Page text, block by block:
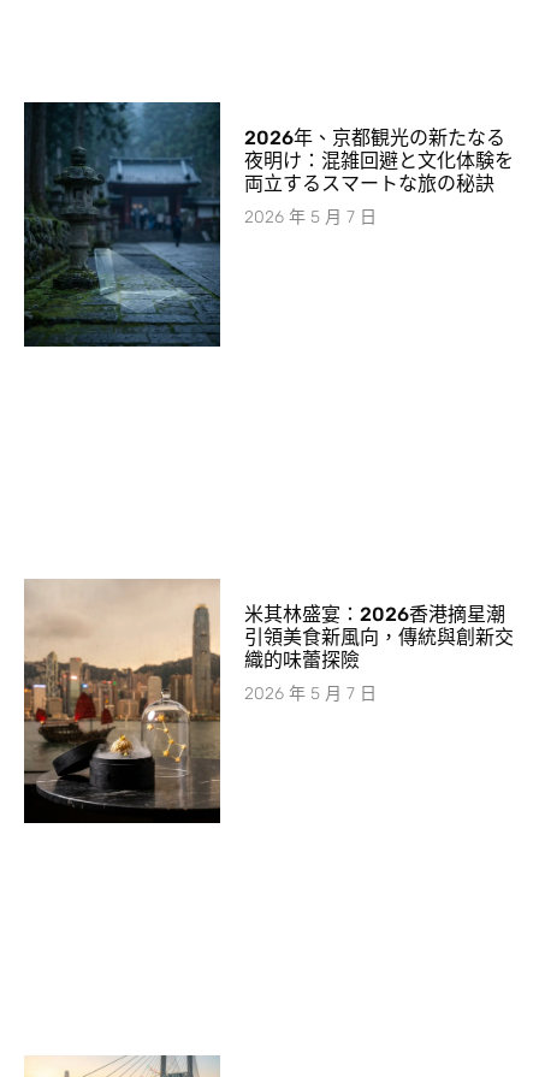
2026年、京都観光の新たなる
夜明け：混雑回避と文化体験を
両立するスマートな旅の秘訣
2026 年 5 月 7 日
米其林盛宴：2026香港摘星潮
引領美食新風向，傳統與創新交
織的味蕾探險
2026 年 5 月 7 日